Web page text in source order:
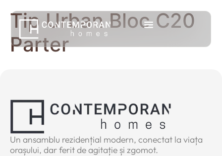
Tip Urban Bloc C20
Parter
Un ansamblu rezidențial modern, conectat la viața
orașului, dar ferit de agitație și zgomot.